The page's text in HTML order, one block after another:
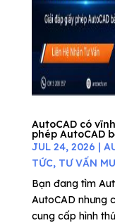
AutoCAD có
phép AutoCAD
JUL 24, 2026 |
TỨC, TƯ VẤN
Bạn đang tìm
AutoCAD nhưng
cung cấp hình